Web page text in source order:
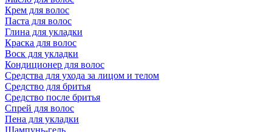
Крем для волос
Паста для волос
Глина для укладки
Краска для волос
Воск для укладки
Кондиционер для волос
Средства для ухода за лицом и телом
Средство для бритья
Средство после бритья
Спрей для волос
Пена для укладки
Шампунь-гель